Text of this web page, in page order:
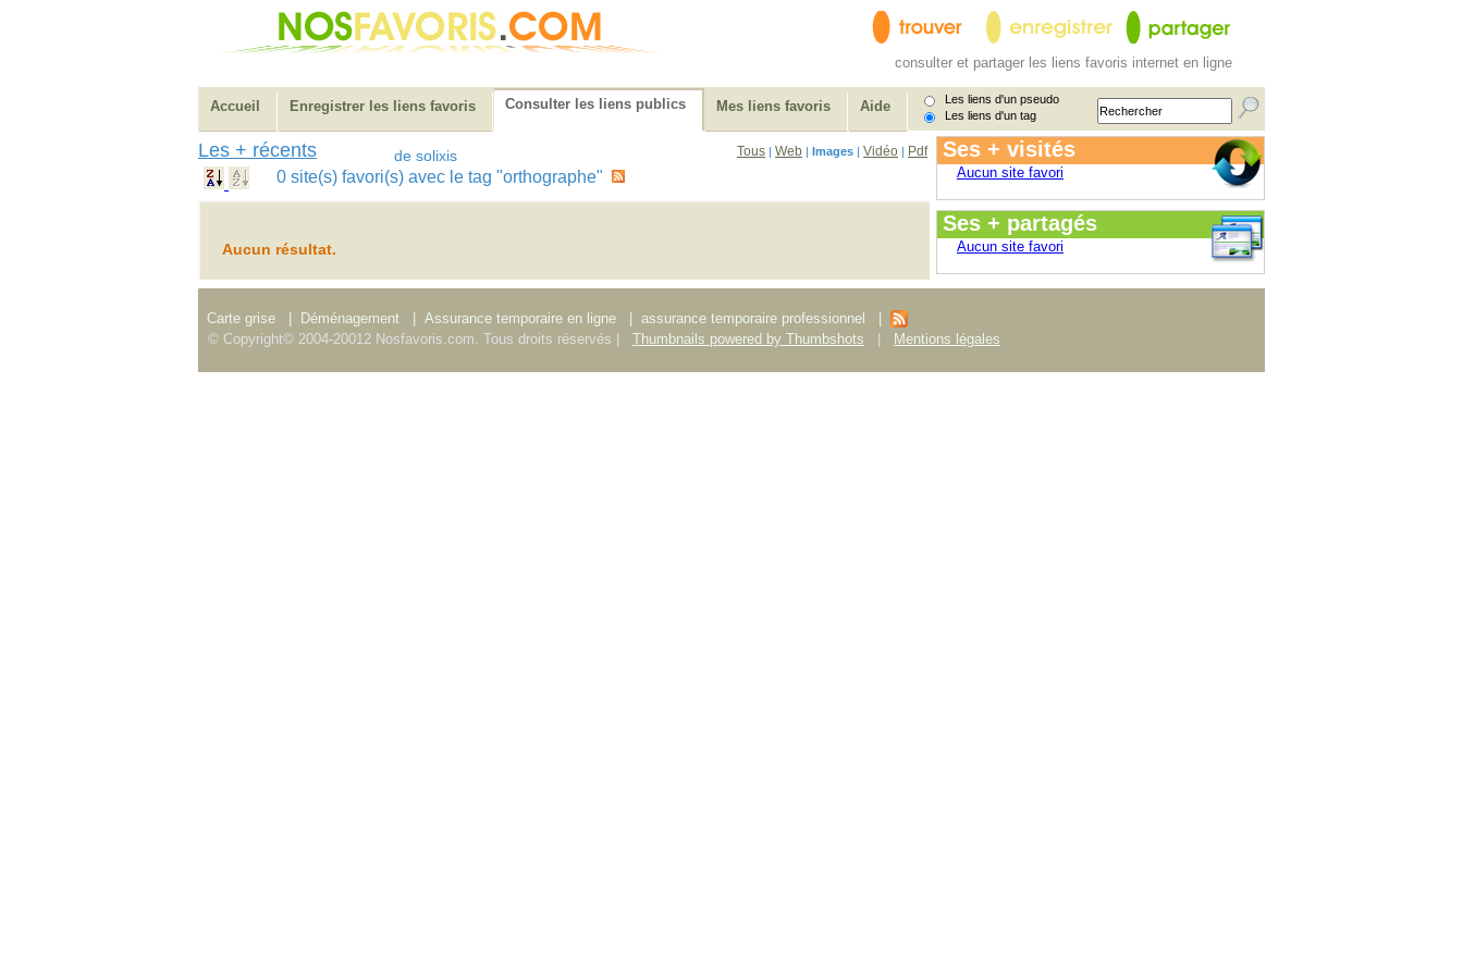
consulter et partager les liens favoris internet en ligne
Accueil Enregistrer les liens favoris Consulter les liens publics Mes liens favoris Aide
Les liens d'un pseudo
Les liens d'un tag
Les + récents de solixis Tous | Web | Images | Vidéo | Pdf
0 site(s) favori(s) avec le tag "orthographe"
Aucun résultat.
Ses + visités
Aucun site favori
Ses + partagés
Aucun site favori
Carte grise Déménagement Assurance temporaire en ligne assurance temporaire professionnel
© Copyright© 2004-20012 Nosfavoris.com. Tous droits réservés |
Thumbnails powered by Thumbshots Mentions légales